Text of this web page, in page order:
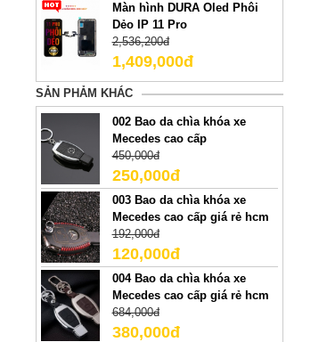
Màn hình DURA Oled Phôi
Dẻo IP 11 Pro
2,536,200đ
1,409,000đ
SẢN PHẢM KHÁC
002 Bao da chìa khóa xe
Mecedes cao cấp
450,000đ
250,000đ
003 Bao da chìa khóa xe
Mecedes cao cấp giá rẻ hcm
192,000đ
120,000đ
004 Bao da chìa khóa xe
Mecedes cao cấp giá rẻ hcm
684,000đ
380,000đ